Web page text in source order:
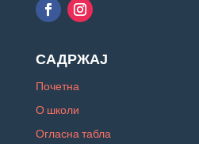
САДРЖАЈ
Почетна
О школи
Огласна табла